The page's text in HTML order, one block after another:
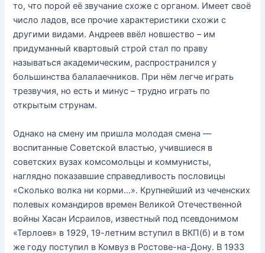
то, что порой её звучание схоже с органом. Имеет своё
число ладов, все прочие характеристики схожи с
другими видами. Андреев ввёл новшество – им
придуманный квартовый строй стал по праву
называться академическим, распространился у
большинства балалаечников. При нём легче играть
трезвучия, но есть и минус – трудно играть по
открытым струнам.
Однако на смену им пришла молодая смена —
воспитанные Советской властью, учившиеся в
советских вузах комсомольцы и коммунисты,
наглядно показавшие справедливость пословицы
«Сколько волка ни корми…». Крупнейший из чеченских
полевых командиров времен Великой Отечественной
войны Хасан Исраилов, известный под псевдонимом
«Терлоев» в 1929, 19-летним вступил в ВКП(б) и в том
же году поступил в Комвуз в Ростове-на-Дону. В 1933